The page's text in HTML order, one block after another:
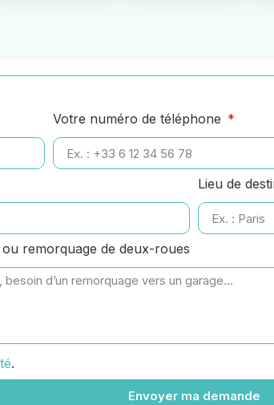
Votre numéro de téléphone
Lieu de
remorquage de deux-roues
.
Envoyer ma demande